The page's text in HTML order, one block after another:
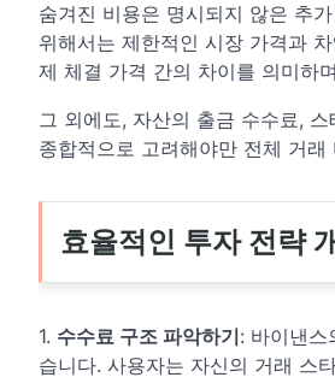
숨겨진 비용은 명시되지 않은 추
위해서는 제한적인 시장 가격과
제 체결 가격 간의 차이를 의미하
그 외에도, 자산의 출금 수수료,
종합적으로 고려해야만 전체 거
효율적인 투자 전략
1. 수수료 구조 파악하기: 바이낸
습니다. 사용자는 자신의 거래 스